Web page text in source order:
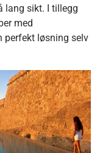
lang sikt. I tillegg
med
perfekt løsning selv